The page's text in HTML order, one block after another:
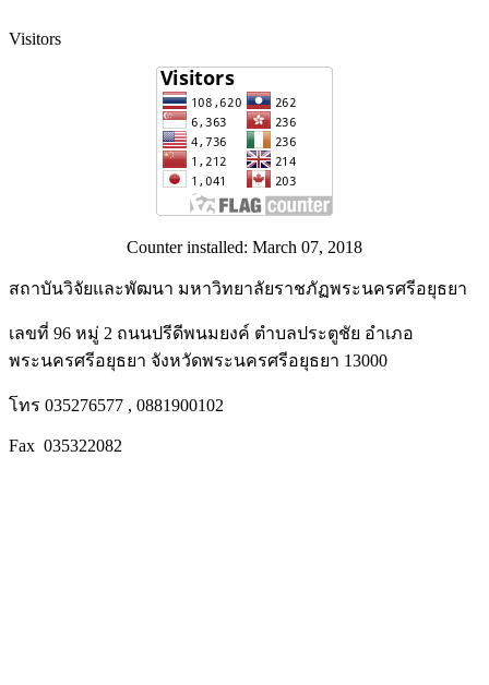
Visitors
Counter installed: March 07, 2018
สถาบันวิจัยและพัฒนา มหาวิทยาลัยราชภัฏพระนครศรีอยุธยา
เลขที่ 96 หมู่ 2 ถนนปรีดีพนมยงค์ ตำบลประตูชัย อำเภอ
พระนครศรีอยุธยา จังหวัดพระนครศรีอยุธยา 13000
โทร 035276577 , 0881900102
Fax 035322082